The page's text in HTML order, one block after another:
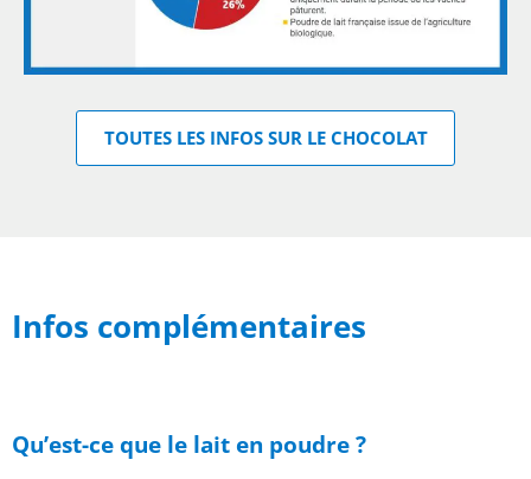
TOUTES LES INFOS SUR LE CHOCOLAT
Infos complémentaires
Qu’est-ce que le lait en poudre ?